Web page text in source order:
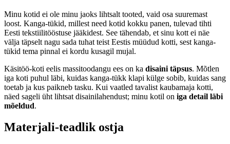
Minu kotid ei ole minu jaoks lihtsalt tooted, vaid osa suuremast
loost. Kanga-tükid, millest need kotid kokku panen, tulevad tihti
Eesti tekstiilitööstuse jääkidest. See tähendab, et sinu kott ei näe
välja täpselt nagu sada tuhat teist Eestis müüdud kotti, sest kanga-
tükid tema pinnal ei kordu kusagil mujal.
Käsitöö-koti eelis massitoodangu ees on ka disaini täpsus. Mõtlen
iga koti puhul läbi, kuidas kanga-tükk klapi külge sobib, kuidas sang
toetab ja kus paikneb tasku. Kui vaatled tavalist kaubamaja kotti,
näed sageli üht lihtsat disainilahendust; minu kotil on iga detail läbi
mõeldud.
Materjali-teadlik ostja